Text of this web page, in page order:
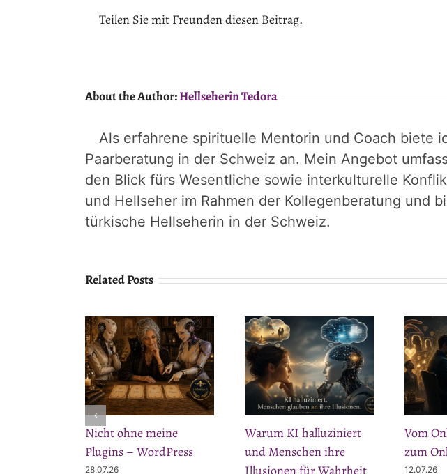
Teilen Sie mit Freunden diesen Beitrag.
About the Author:Hellseherin Tedora
Als erfahrene spirituelle Mentorin und Coach biete
Paarberatung in der Schweiz an. Mein Angebot
den Blick fürs Wesentliche sowie interkulturelle
und Hellseher im Rahmen der Kollegenberatung und
türkische Hellseherin in der Schweiz.
Related Posts
Nicht ohne meine
Plugins – WordPress
28.07.26
Warum KI halluziniert
und Menschen ihre
Vom
zum
12.07.26